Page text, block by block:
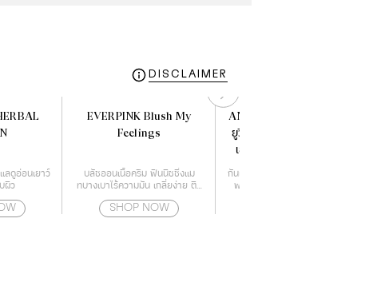
DISCLAIMER
ลดูอ่อนเยาว์
ผิว
EVERPINK Blush My
Feelings
บลัชออนเนื้อครีม ฟินนิชชิ่งแม
ทบางเบาไร้ความมัน เกลี่ยง่าย ติด
SHOP NOW
ANESSA อเนสซ่า เพอร์เฟค
ยูวี ซันสกรีน สกินแคร์ มิลค์
เอ็น เอสพีเอฟ 50 60 มล.
กันแดดเนื้อน้ำนม บางเบา ฟื้นบำรุง
พร้อมปกป้องสูงสุดในทุกสภาวะ